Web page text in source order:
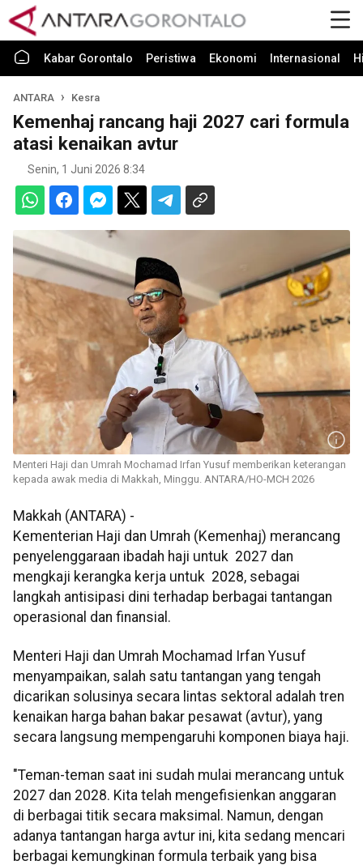
Kabar Gorontalo Peristiwa Ekonomi Internasional
ANTARA Kesra
Kemenhaj rancang haji 2027 cari formula
atasi kenaikan avtur
Senin, 1 Juni 2026 8:34
Menteri Haji dan Umrah Mochamad Irfan Yusuf memberikan keterangan
kepada awak media di Makkah, Minggu. ANTARA/HO-MCH 2026
Makkah (ANTARA) -
Kementerian Haji dan Umrah (Kemenhaj) merancang
penyelenggaraan ibadah haji untuk 2027 dan
mengkaji kerangka kerja untuk 2028, sebagai
langkah antisipasi dini terhadap berbagai tantangan
operasional dan finansial.
​Menteri Haji dan Umrah Mochamad Irfan Yusuf
menyampaikan, salah satu tantangan yang tengah
dicarikan solusinya secara lintas sektoral adalah tren
kenaikan harga bahan bakar pesawat (avtur), yang
secara langsung mempengaruhi komponen biaya haji.
​"Teman-teman saat ini sudah mulai merancang untuk
2027 dan 2028. Kita telah mengefisienkan anggaran
di berbagai titik secara maksimal. Namun, dengan
adanya tantangan harga avtur ini, kita sedang mencari
berbagai kemungkinan formula terbaik yang bisa